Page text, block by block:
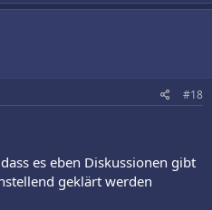
#18
es eben Diskussionen gibt
geklärt werden